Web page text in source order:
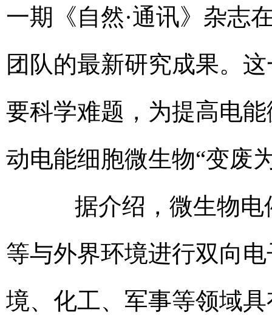
一期《自然·通讯》杂志
团队的最新研究成果。
要科学难题，为提高电
动电能细胞微生物“变废
据介绍，微生物电
等与外界环境进行双向
境、化工、军事等领域